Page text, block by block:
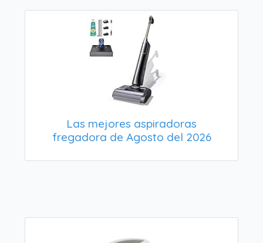
Las mejores aspiradoras
fregadora de Agosto del 2026